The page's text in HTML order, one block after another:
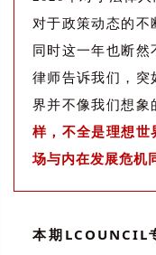
对于政策动态的不
同时这一年也断然
律师告诉我们，突
界并不像我们想象
样，不全是理想世
场与内在发展危机
本期LCOUNCIL